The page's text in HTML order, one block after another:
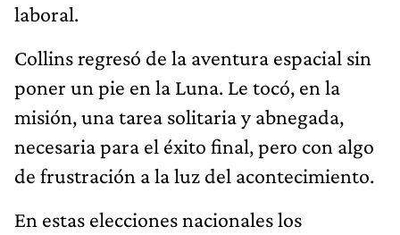
laboral.
Collins regresó de la aventura espacial sin
poner un pie en la Luna. Le tocó, en la
misión, una tarea solitaria y abnegada,
necesaria para el éxito final, pero con algo
de frustración a la luz del acontecimiento.
En estas elecciones nacionales los